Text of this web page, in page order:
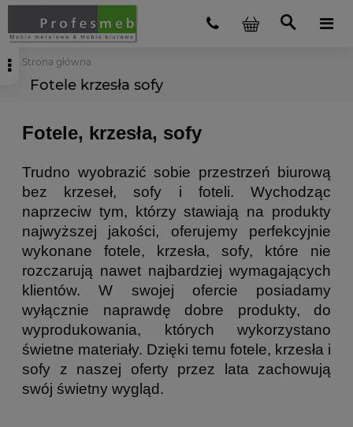
Strona główna
Fotele krzesła sofy
Fotele, krzesła, sofy
Trudno wyobrazić sobie przestrzeń biurową
bez krzeseł, sofy i foteli. Wychodząc
naprzeciw tym, którzy stawiają na produkty
najwyższej jakości, oferujemy perfekcyjnie
wykonane fotele, krzesła, sofy, które nie
rozczarują nawet najbardziej wymagających
klientów. W swojej ofercie posiadamy
wyłącznie naprawdę dobre produkty, do
wyprodukowania, których wykorzystano
świetne materiały. Dzięki temu fotele, krzesła i
sofy z naszej oferty przez lata zachowują
swój świetny wygląd.